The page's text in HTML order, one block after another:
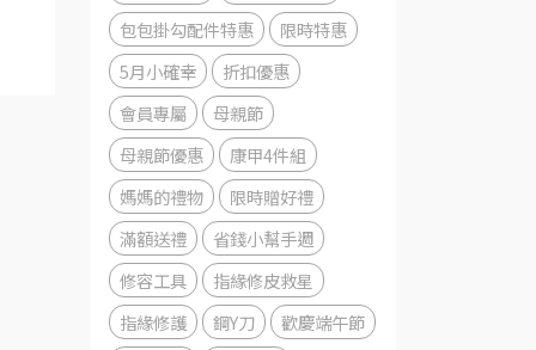
包包掛勾配件特惠
限時特惠
5月小確幸
折扣優惠
會員專屬
母親節
母親節優惠
康甲4件組
媽媽的禮物
限時贈好禮
滿額送禮
省錢小幫手週
修容工具
指緣修皮救星
指緣修護
鋼Y刀
歡慶端午節